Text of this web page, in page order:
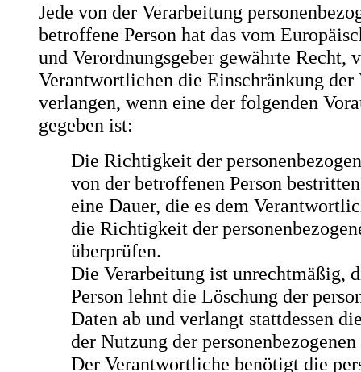
Jede von der Verarbeitung
betroffene Person hat das vom
und Verordnungsgeber gewährte Recht,
Verantwortlichen die Einschränkung der
verlangen, wenn eine der folgenden
gegeben ist:
Die Richtigkeit der
von der betroffenen Person
eine Dauer, die es dem
die Richtigkeit der
überprüfen.
Die Verarbeitung ist unrechtmäßig,
Person lehnt die Löschung der
Daten ab und verlangt stattdessen
der Nutzung der
Der Verantwortliche benötigt die